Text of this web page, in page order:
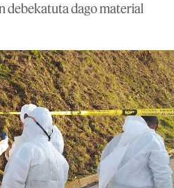
debekatuta dago material